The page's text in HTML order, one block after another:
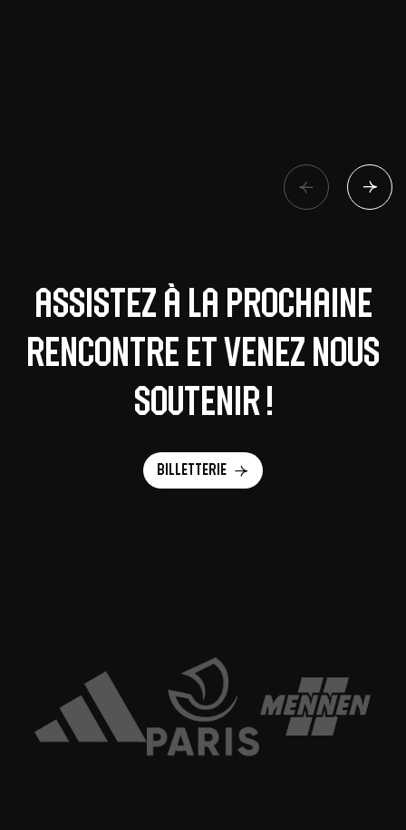
Assistez à la prochaine
rencontre et venez nous
soutenir !
Billetterie